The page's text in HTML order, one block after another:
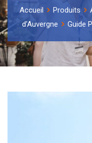
Accueil Produits
d'Auvergne
Guide